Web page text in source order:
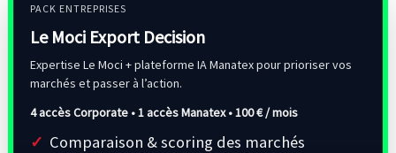
PACK ENTREPRISES
Le Moci Export Decision
Expertise Le Moci + plateforme IA Manatex pour prioriser vos
marchés et passer à l’action.
4 accès Corporate • 1 accès Manatex •100 € / mois
Comparaison & scoring des marchés